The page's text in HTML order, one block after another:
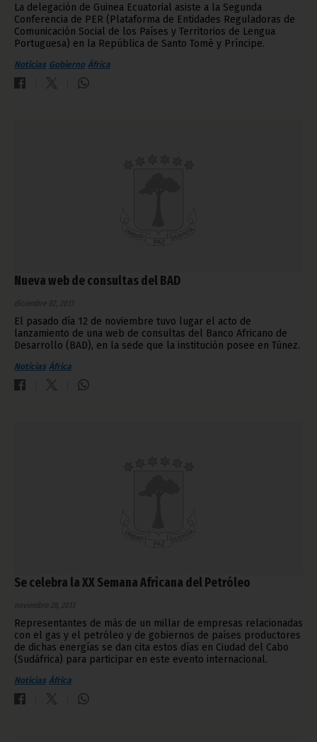
La delegación de Guinea Ecuatorial asiste a la Segunda
Conferencia de PER (Plataforma de Entidades Reguladoras de
Comunicación Social de los Países y Territorios de Lengua
Portuguesa) en la República de Santo Tomé y Príncipe.
Noticias Gobierno África
Nueva web de consultas del BAD
diciembre 02, 2013
El pasado día 12 de noviembre tuvo lugar el acto de
lanzamiento de una web de consultas del Banco Africano de
Desarrollo (BAD), en la sede que la institución posee en Túnez.
Noticias África
Se celebra la XX Semana Africana del Petróleo
noviembre 28, 2013
Representantes de más de un millar de empresas relacionadas
con el gas y el petróleo y de gobiernos de países productores
de dichas energías se dan cita estos días en Ciudad del Cabo
(Sudáfrica) para participar en este evento internacional.
Noticias África